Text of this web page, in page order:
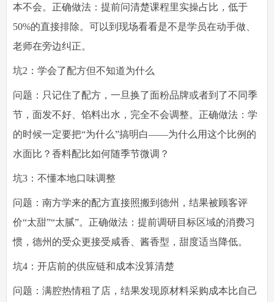
本不会。正确做法：提前问清楚课程里实操占比，低于
50%的直接排除。可以到现场看看是不是学员在动手做、
老师在旁边纠正。
坑2：学会了配方但不知道为什么
问题：只记住了配方，一旦换了面粉品牌或者到了不同季
节，面发不好、馅料出水，完全不会调整。正确做法：学
的时候一定要把“为什么”搞明白——为什么用这个比例的
水面比？香料配比如何随季节微调？
坑3：不懂本地口味调整
问题：南方学来的配方直接照搬到德州，结果被顾客评
价“太甜”“太腻”。正确做法：提前调研目标区域的消费习
惯，德州的受众更接受咸香、酱香型，甜度适当降低。
坑4：开店前的供应链和成本没算清楚
问题：满腔热情租了店，结果发现原材料采购成本比自己